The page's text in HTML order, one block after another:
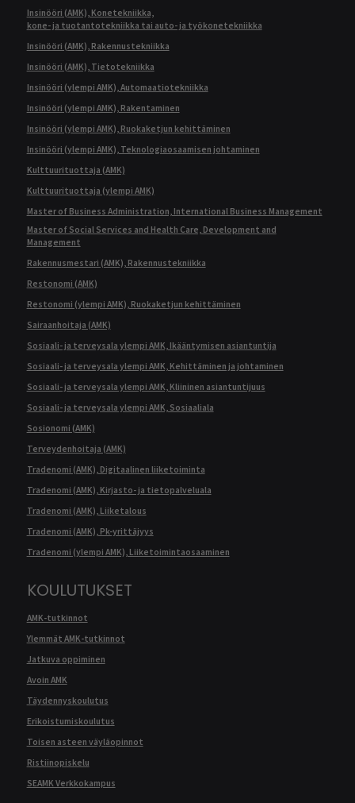
Insinööri (AMK), Konetekniikka,
kone- ja tuotantotekniikka tai auto- ja työkonetekniikka
Insinööri (AMK), Rakennustekniikka
Insinööri (AMK), Tietotekniikka
Insinööri (ylempi AMK), Automaatiotekniikka
Insinööri (ylempi AMK), Rakentaminen
Insinööri (ylempi AMK), Ruokaketjun kehittäminen
Insinööri (ylempi AMK), Teknologiaosaamisen johtaminen
Kulttuurituottaja (AMK)
Kulttuurituottaja (ylempi AMK)
Master of Business Administration, International Business Management
Master of Social Services and Health Care, Development and
Management
Rakennusmestari (AMK), Rakennustekniikka
Restonomi (AMK)
Restonomi (ylempi AMK), Ruokaketjun kehittäminen
Sairaanhoitaja (AMK)
Sosiaali- ja terveysala ylempi AMK, Ikääntymisen asiantuntija
Sosiaali- ja terveysala ylempi AMK, Kehittäminen ja johtaminen
Sosiaali- ja terveysala ylempi AMK, Kliininen asiantuntijuus
Sosiaali- ja terveysala ylempi AMK, Sosiaaliala
Sosionomi (AMK)
Terveydenhoitaja (AMK)
Tradenomi (AMK), Digitaalinen liiketoiminta
Tradenomi (AMK), Kirjasto- ja tietopalveluala
Tradenomi (AMK), Liiketalous
Tradenomi (AMK), Pk-yrittäjyys
Tradenomi (ylempi AMK), Liiketoimintaosaaminen
KOULUTUKSET
AMK-tutkinnot
Ylemmät AMK-tutkinnot
Jatkuva oppiminen
Avoin AMK
Täydennyskoulutus
Erikoistumiskoulutus
Toisen asteen väyläopinnot
Ristiinopiskelu
SEAMK Verkkokampus